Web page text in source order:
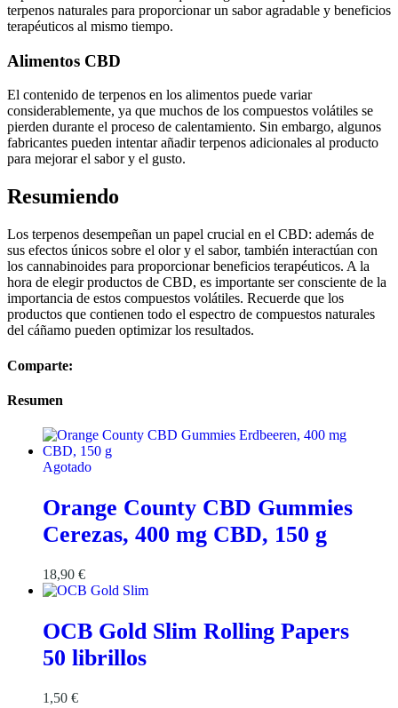
terpenos naturales para proporcionar un sabor agradable y beneficios
terapéuticos al mismo tiempo.
Alimentos CBD
El contenido de terpenos en los alimentos puede variar
considerablemente, ya que muchos de los compuestos volátiles se
pierden durante el proceso de calentamiento. Sin embargo, algunos
fabricantes pueden intentar añadir terpenos adicionales al producto
para mejorar el sabor y el gusto.
Resumiendo
Los terpenos desempeñan un papel crucial en el CBD: además de
sus efectos únicos sobre el olor y el sabor, también interactúan con
los cannabinoides para proporcionar beneficios terapéuticos. A la
hora de elegir productos de CBD, es importante ser consciente de la
importancia de estos compuestos volátiles. Recuerde que los
productos que contienen todo el espectro de compuestos naturales
del cáñamo pueden optimizar los resultados.
Comparte:
Resumen
Agotado
Orange County CBD Gummies
Cerezas, 400 mg CBD, 150 g
18,90 €
OCB Gold Slim Rolling Papers
50 librillos
1,50 €